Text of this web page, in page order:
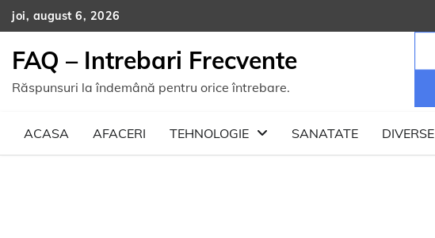
Skip
to
joi, august 6, 2026
FAQ – Intrebari Frecvente
Răspunsuri la îndemână pentru orice întrebare.
ACASA AFACERI TEHNOLOGIE SANATATE DIVERSE